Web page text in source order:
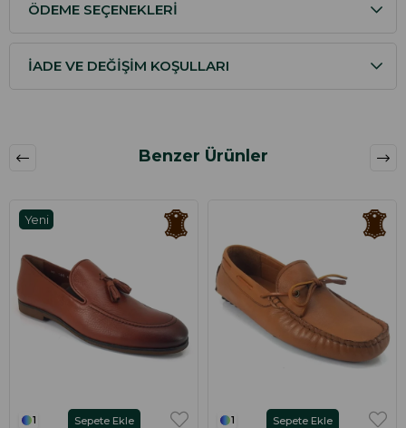
ÖDEME SEÇENEKLERI
İADE VE DEĞIŞIM KOŞULLARI
Benzer Ürünler
1
Yeni
Sepete Ekle 1 Sepete Ekle